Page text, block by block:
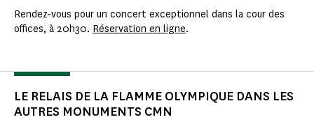
Rendez-vous pour un concert exceptionnel dans la cour des
offices, à 20h30. Réservation en ligne.
LE RELAIS DE LA FLAMME OLYMPIQUE DANS LES
AUTRES MONUMENTS CMN